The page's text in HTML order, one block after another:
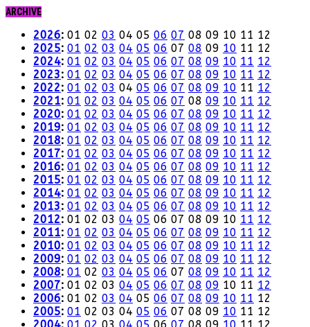
ARCHIVE
2026: 01 02 03 04 05 06 07 08 09 10 11 12
2025: 01 02 03 04 05 06 07 08 09 10 11 12
2024: 01 02 03 04 05 06 07 08 09 10 11 12
2023: 01 02 03 04 05 06 07 08 09 10 11 12
2022: 01 02 03 04 05 06 07 08 09 10 11 12
2021: 01 02 03 04 05 06 07 08 09 10 11 12
2020: 01 02 03 04 05 06 07 08 09 10 11 12
2019: 01 02 03 04 05 06 07 08 09 10 11 12
2018: 01 02 03 04 05 06 07 08 09 10 11 12
2017: 01 02 03 04 05 06 07 08 09 10 11 12
2016: 01 02 03 04 05 06 07 08 09 10 11 12
2015: 01 02 03 04 05 06 07 08 09 10 11 12
2014: 01 02 03 04 05 06 07 08 09 10 11 12
2013: 01 02 03 04 05 06 07 08 09 10 11 12
2012: 01 02 03 04 05 06 07 08 09 10 11 12
2011: 01 02 03 04 05 06 07 08 09 10 11 12
2010: 01 02 03 04 05 06 07 08 09 10 11 12
2009: 01 02 03 04 05 06 07 08 09 10 11 12
2008: 01 02 03 04 05 06 07 08 09 10 11 12
2007: 01 02 03 04 05 06 07 08 09 10 11 12
2006: 01 02 03 04 05 06 07 08 09 10 11 12
2005: 01 02 03 04 05 06 07 08 09 10 11 12